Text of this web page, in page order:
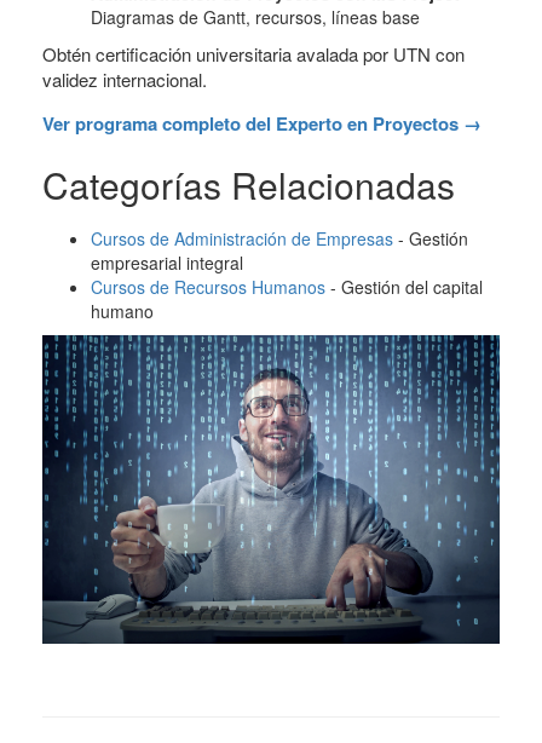
Diagramas de Gantt, recursos, líneas base
Obtén certificación universitaria avalada por UTN con
validez internacional.
Ver programa completo del Experto en Proyectos →
Categorías Relacionadas
Cursos de Administración de Empresas - Gestión
empresarial integral
Cursos de Recursos Humanos - Gestión del capital
humano